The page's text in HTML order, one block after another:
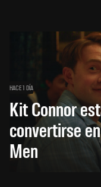
HACE 1 DÍA
Kit Connor
convertirse
Men